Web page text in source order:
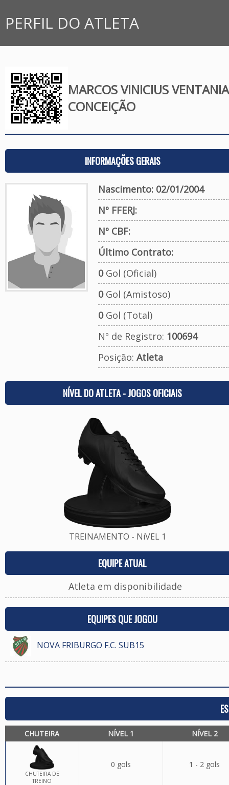
PERFIL DO ATLETA
MARCOS VINICIUS
CONCEIÇÃO
INFORMAÇÕES GERAIS
Nascimento: 02/01/2004
Nº FFERJ:
Nº CBF:
Último Contrato:
0Gol (Oficial)
0Gol (Amistoso)
0Gol (Total)
Nº de Registro: 100694
Posição: Atleta
NÍVEL DO ATLETA - JOGOS OFICIAIS
TREINAMENTO - NíVEL 1
EQUIPE ATUAL
Atleta em disponibilidade
EQUIPES QUE JOGOU
NOVA FRIBURGO F.C. SUB15
CHUTEIRA NÍVEL 1 NÍVEL 2
CHUTEIRA DE
TREINO
0 gols 1 - 2 gols